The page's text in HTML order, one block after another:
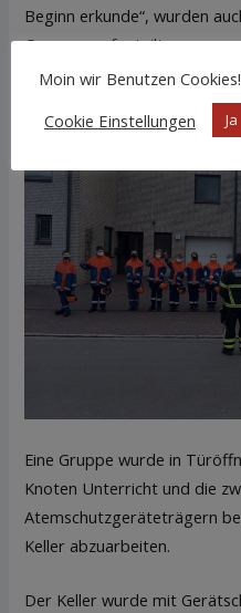
Beginn erkunde“, wurden
Gruppen aufgeteilt.
Eine Gruppe wurde in
Knoten Unterricht und die
Atemschutzgeräteträgern
Keller abzuarbeiten.
Der Keller wurde mit
Moin wir Benutzen
Cookie Einstellungen
Ja